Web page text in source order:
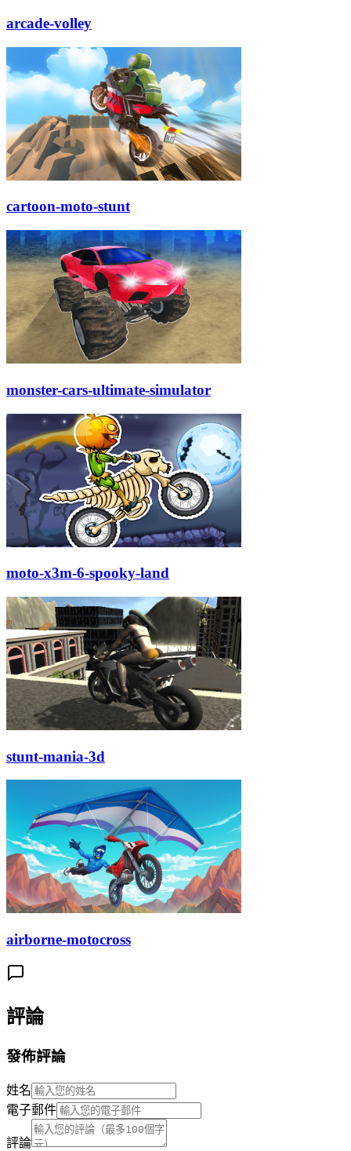
arcade-volley
cartoon-moto-stunt
monster-cars-ultimate-simulator
moto-x3m-6-spooky-land
stunt-mania-3d
airborne-motocross
評論
發佈評論
姓名
電子郵件
評論